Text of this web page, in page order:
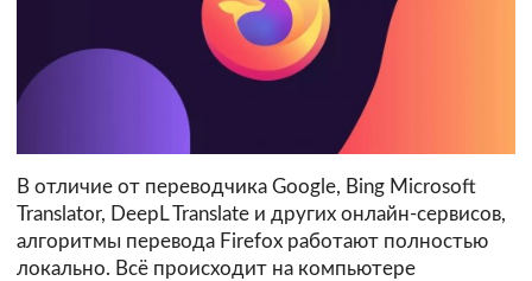
В отличие от переводчика Google, Bing Microsoft
Translator, DeepL Translate и других онлайн-сервисов,
алгоритмы перевода Firefox работают полностью
локально. Всё происходит на компьютере